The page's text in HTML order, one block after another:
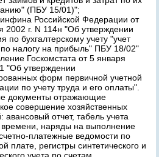
(ПБУ 15/01)";
Российской Федерации от
2002 г. N 114н "Об утверждении
по бухгалтерскому учету "учет
по налогу на прибыль" ПБУ 18/02"
Госкомстата от 5 января
"Об утверждении
форм первичной учетной
по учету труда и его оплаты".
документы отражающие
совершение хозяйственных
авансовый отчет, табель учета
времени, наряды на выполнение
платежные ведомости по
плате, регистры синтетического и